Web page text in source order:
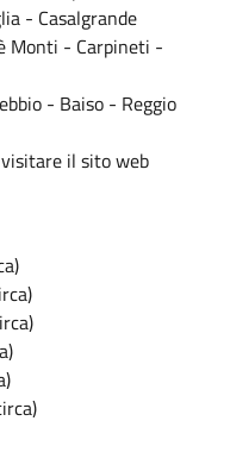
- Casalgrande
Monti - Carpineti -
- Baiso - Reggio
il sito web